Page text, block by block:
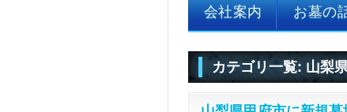
会社案内 お墓の
カテゴリ一覧: 山梨